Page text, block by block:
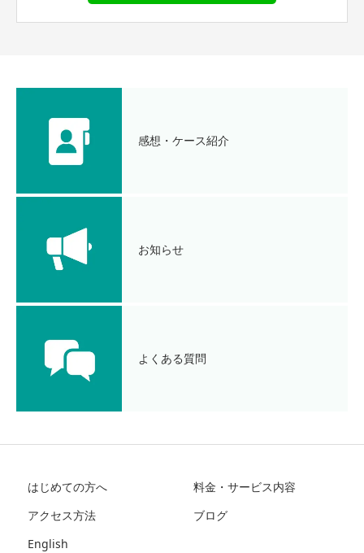
感想・ケース紹介
お知らせ
よくある質問
はじめての方へ
料金・サービス内容
アクセス方法
ブログ
English